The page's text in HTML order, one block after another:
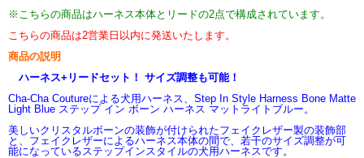
※こちらの商品はハーネス本体とリードの2点で構成されています。
こちらの商品は2営業日以内に発送いたします。
商品の説明
ハーネス+リードセット！ サイズ調整も可能！
Cha-Cha Coutureによる犬用ハーネス、Step In Style Harness Bone Matte
Light Blue ステップ イン ボーン ハーネス マットライトブルー。
美しいクリスタルボーンの装飾が付けられたフェイクレザー製の装飾部
と、フェイクレザーによるハーネス本体の間で、若干のサイズ調整が可
能になっているステップインスタイルの犬用ハーネスです。